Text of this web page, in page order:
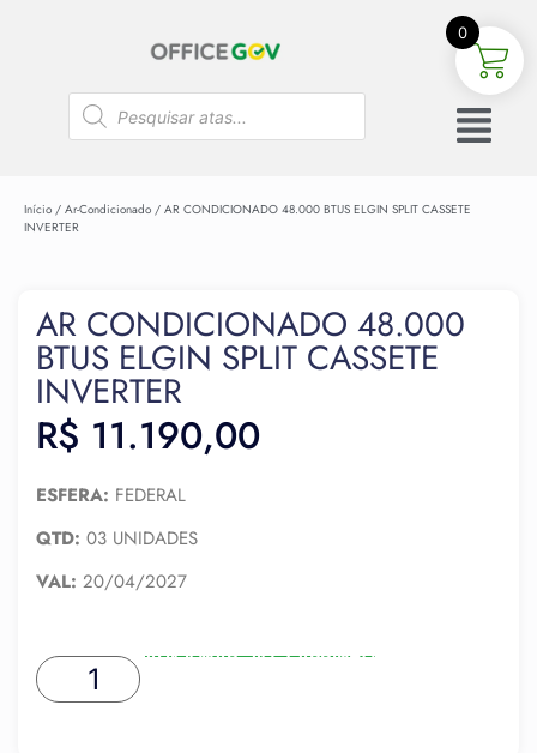
Início / Ar-Condicionado / AR CONDICIONADO 48.000 BTUS ELGIN SPLIT CASSETE
INVERTER
AR CONDICIONADO 48.000
BTUS ELGIN SPLIT CASSETE
INVERTER
R$ 11.190,00
ESFERA: FEDERAL
QTD: 03 UNIDADES
VAL: 20/04/2027
ADICIONAR AO CARRINHO
0